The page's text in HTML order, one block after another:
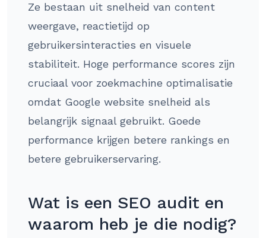
Ze bestaan uit snelheid van content
weergave, reactietijd op
gebruikersinteracties en visuele
stabiliteit. Hoge performance scores zijn
cruciaal voor zoekmachine optimalisatie
omdat Google website snelheid als
belangrijk signaal gebruikt. Goede
performance krijgen betere rankings en
betere gebruikerservaring.
Wat is een SEO audit en
waarom heb je die nodig?